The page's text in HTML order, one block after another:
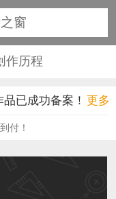
窗
作历程
已成功备案！
已成功备案！
已成功备案！
已成功备案！
更多
付！